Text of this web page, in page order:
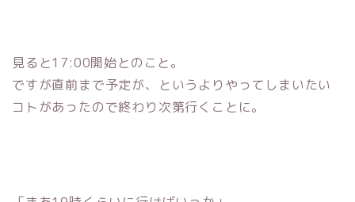
見ると17:00開始とのこと。
ですが直前まで予定が、というよりやってしまいたい
コトがあったので終わり次第行くことに。